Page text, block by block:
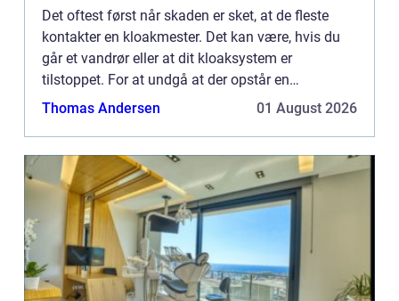
Det oftest først når skaden er sket, at de fleste
kontakter en kloakmester. Det kan være, hvis du
går et vandrør eller at dit kloaksystem er
tilstoppet. For at undgå at der opstår en
vandskade eller, at der går hul i dit kloaksystem,
Thomas Andersen 01 August 2026